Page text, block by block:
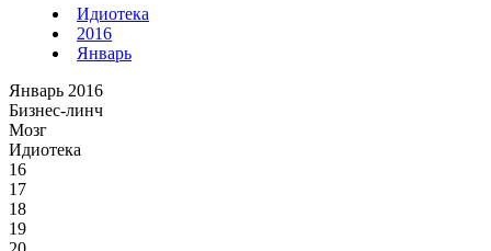
Идиотека
2016
Январь
Январь 2016
Бизнес-линч
Мозг
Идиотека
16
17
18
19